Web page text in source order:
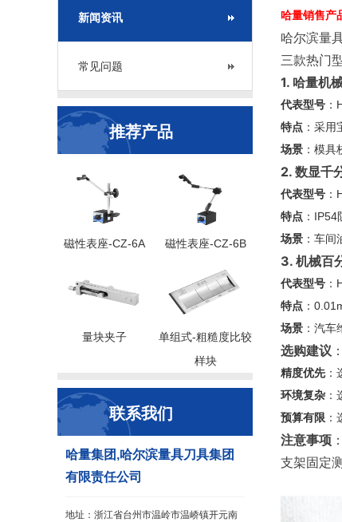
新闻资讯
常见问题
推荐产品
磁性表座-CZ-6A 磁性表座-CZ-6B
量块夹子
单组式-粗糙度比较
样块
联系我们
哈量集团,哈尔滨量具刀具集团
有限责任公司
地址：浙江省台州市温岭市温峤镇开元南
哈量销售产
哈尔滨量
三款热门
1. 哈量机
代表型号
特点 ：采
场景 ：模具
2. 数显千
代表型号
特点 ：
场景 ：车间
3. 机械百
代表型号 ：
特点 ：
场景 ：汽车
选购建议 ：
精度优先：
环境复杂
预算有限
注意事项
支架固定测